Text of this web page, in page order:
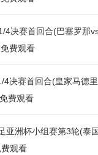
4决赛首回合(巴塞罗那
费观看
4决赛首回合(皇家马德
费观看
亚洲杯小组赛第3轮(泰
观看